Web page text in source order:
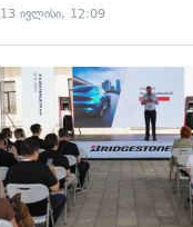
13 ივლისი, 12:09